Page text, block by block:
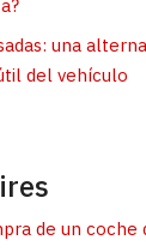
una
del vehículo
de un coche